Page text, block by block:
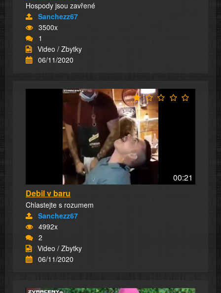
Hospody jsou zavřené
Sanchezz67
3500x
1
Video / Zbytky
06/11/2020
00:21
Debil v baru
Chlastejte s rozumem
Sanchezz67
4992x
2
Video / Zbytky
06/11/2020